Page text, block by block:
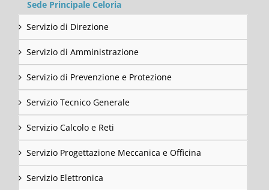
Sede Principale Celoria
Servizio di Direzione
Servizio di Amministrazione
Servizio di Prevenzione e Protezione
Servizio Tecnico Generale
Servizio Calcolo e Reti
Servizio Progettazione Meccanica e Officina
Servizio Elettronica